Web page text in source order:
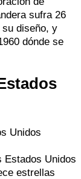
sufra 26
diseño, y
dónde se
Estados Unidos
estrellas